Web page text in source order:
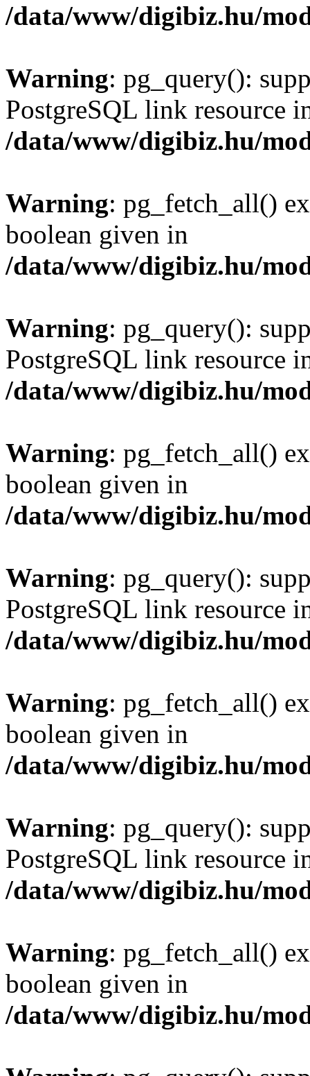
/data/www/digibiz.hu/
Warning: pg_query():
PostgreSQL link resource
/data/www/digibiz.hu/
Warning: pg_fetch_all()
boolean given in
/data/www/digibiz.hu/
Warning: pg_query():
PostgreSQL link resource
/data/www/digibiz.hu/
Warning: pg_fetch_all()
boolean given in
/data/www/digibiz.hu/
Warning: pg_query():
PostgreSQL link resource
/data/www/digibiz.hu/
Warning: pg_fetch_all()
boolean given in
/data/www/digibiz.hu/
Warning: pg_query():
PostgreSQL link resource
/data/www/digibiz.hu/
Warning: pg_fetch_all()
boolean given in
/data/www/digibiz.hu/